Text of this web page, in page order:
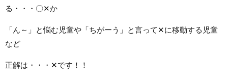
る・・・〇✕か
「ん～」と悩む児童や「ちがーう」と言って✕に移動する児童
など
正解は・・・✕です！！